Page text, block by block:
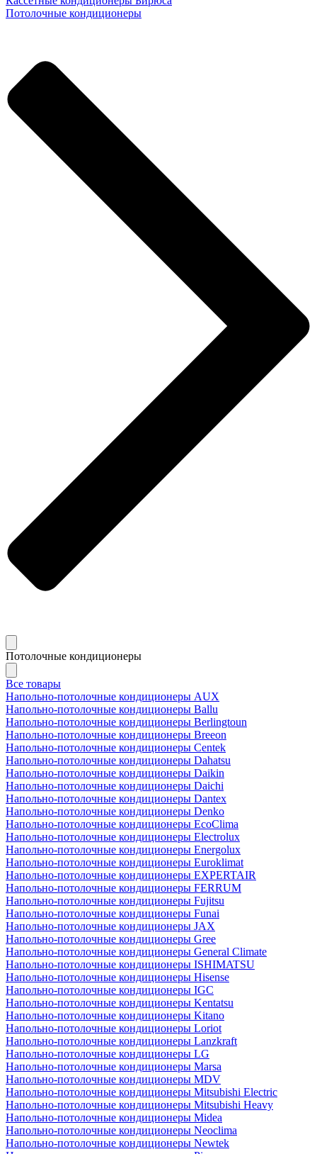
Потолочные кондиционеры
Потолочные кондиционеры
Все товары
Напольно-потолочные кондиционеры AUX
Напольно-потолочные кондиционеры Ballu
Напольно-потолочные кондиционеры Berlingtoun
Напольно-потолочные кондиционеры Breeon
Напольно-потолочные кондиционеры Centek
Напольно-потолочные кондиционеры Dahatsu
Напольно-потолочные кондиционеры Daikin
Напольно-потолочные кондиционеры Daichi
Напольно-потолочные кондиционеры Dantex
Напольно-потолочные кондиционеры Denko
Напольно-потолочные кондиционеры EcoClima
Напольно-потолочные кондиционеры Electrolux
Напольно-потолочные кондиционеры Energolux
Напольно-потолочные кондиционеры Euroklimat
Напольно-потолочные кондиционеры EXPERTAIR
Напольно-потолочные кондиционеры FERRUM
Напольно-потолочные кондиционеры Fujitsu
Напольно-потолочные кондиционеры Funai
Напольно-потолочные кондиционеры JAX
Напольно-потолочные кондиционеры Gree
Напольно-потолочные кондиционеры General Climate
Напольно-потолочные кондиционеры ISHIMATSU
Напольно-потолочные кондиционеры Hisense
Напольно-потолочные кондиционеры IGC
Напольно-потолочные кондиционеры Kentatsu
Напольно-потолочные кондиционеры Kitano
Напольно-потолочные кондиционеры Loriot
Напольно-потолочные кондиционеры Lanzkraft
Напольно-потолочные кондиционеры LG
Напольно-потолочные кондиционеры Marsa
Напольно-потолочные кондиционеры MDV
Напольно-потолочные кондиционеры Mitsubishi Electric
Напольно-потолочные кондиционеры Mitsubishi Heavy
Напольно-потолочные кондиционеры Midea
Напольно-потолочные кондиционеры Neoclima
Напольно-потолочные кондиционеры Newtek